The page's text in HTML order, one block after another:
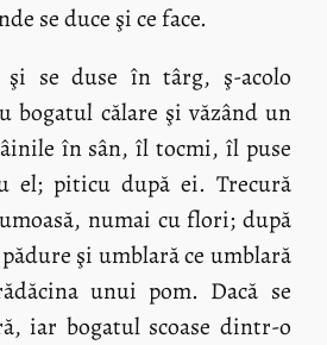
se duce şi ce face.
şi se duse în târg, ş-acolo
bogatul călare şi văzând un
în sân, îl tocmi, îl puse
el; piticu după ei. Trecură
numai cu flori; după
şi umblară ce umblară
unui pom. Dacă se
iar bogatul scoase dintr-o